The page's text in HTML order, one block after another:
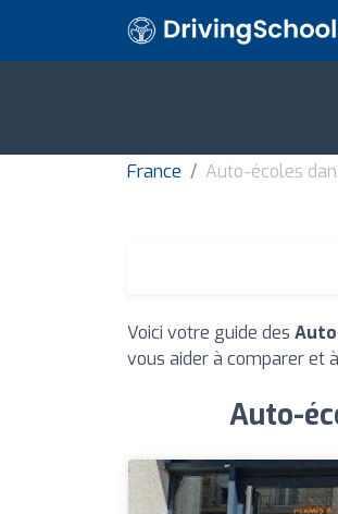
France Auto-écoles
Voici votre guide des
vous aider à comparer et
Auto-